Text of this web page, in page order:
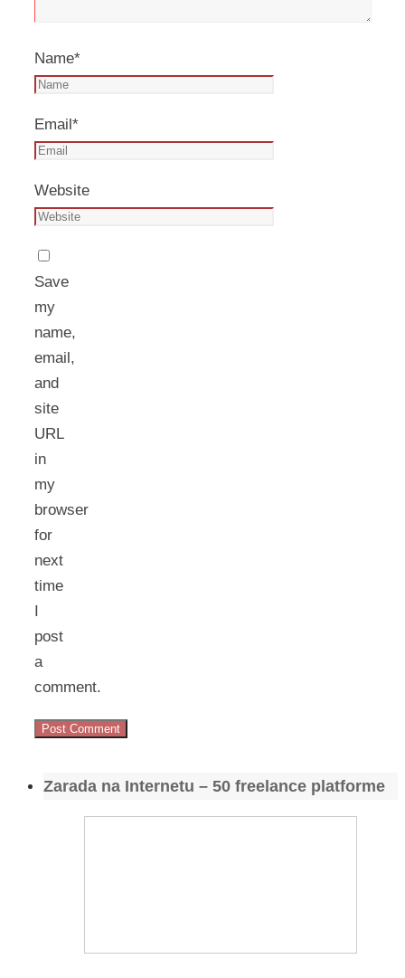
Name*
Email*
Website
Save
my
name,
email,
and
site
URL
in
my
browser
for
next
time
I
post
a
comment.
Zarada na Internetu – 50 freelance platforme